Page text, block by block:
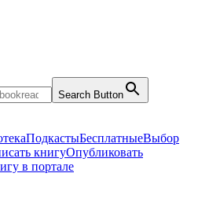
Search Button
ПодкастыБесплатныеВыбор
книгуОпубликовать
в портале